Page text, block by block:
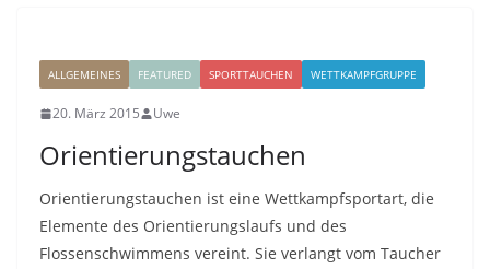
ALLGEMEINES FEATURED SPORTTAUCHEN WETTKAMPFGRUPPE
20. März 2015 Uwe
Orientierungstauchen
Orientierungstauchen ist eine Wettkampfsportart, die
Elemente des Orientierungslaufs und des
Flossenschwimmens vereint. Sie verlangt vom Taucher